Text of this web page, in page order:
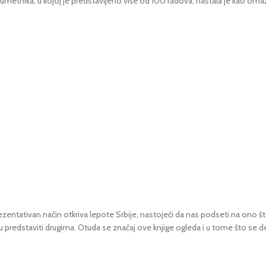
način otkriva lepote Srbije, nastojeći da nas podseti na ono
drugima. Otuda se značaj ove knjige ogleda i u tome što se